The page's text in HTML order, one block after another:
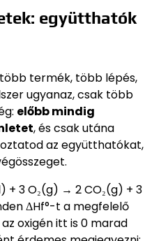
együtthatók
termék, több lépés,
ugyanaz, csak több
előbb mindig
, és csak utána
az együtthatókat,
+ 3 O₂(g) → 2 CO₂(g) + 3
ΔHf°-t a megfelelő
oxigén itt is 0 marad